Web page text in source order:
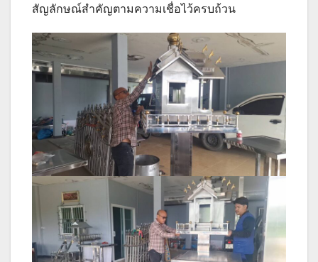
สัญลักษณ์สำคัญตามความเชื่อไว้ครบถ้วน